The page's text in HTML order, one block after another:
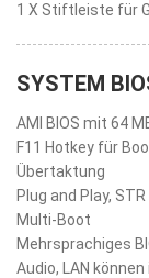
1 X Stiftleiste für
SYSTEM
AMI BIOS mit 64
F11 Hotkey für
Übertaktung
Plug and Play,
Multi-Boot
Mehrsprachiges
Audio, LAN